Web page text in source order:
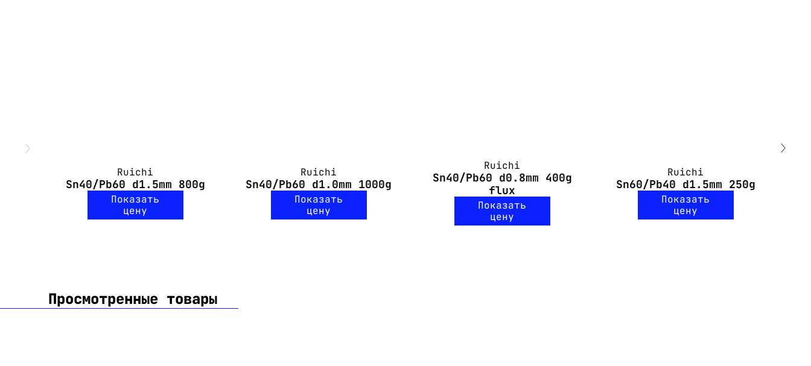
Ruichi
Sn40/Pb60 d1.5mm 800g
Показать
цену
Ruichi
Sn40/Pb60 d1.0mm 1000g
Показать
цену
Ruichi
Sn40/Pb60 d0.8mm 400g
flux
Показать
цену
Ruichi
Sn60/Pb40 d1.5mm 250g
Показать
цену
Просмотренные товары